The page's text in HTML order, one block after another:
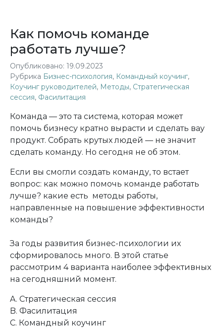
Опубликовано: 19.09.2023
Рубрика Бизнес-психология, Командный коучинг,
Коучинг руководителей, Методы, Стратегическая
сессия, Фасилитация
Как помочь команде
работать лучше?
Команда — это та система, которая может
помочь бизнесу кратно вырасти и сделать вау
продукт. Собрать крутых людей — не значит
сделать команду. Но сегодня не об этом.
Если вы смогли создать команду, то встает
вопрос: как можно помочь команде работать
лучше? какие есть методы работы,
направленные на повышение эффективности
команды?
За годы развития бизнес-психологии их
сформировалось много. В этой статье
рассмотрим 4 варианта наиболее эффективных
на сегодняшний момент.
A. Стратегическая сессия
B. Фасилитация
C. Командный коучинг